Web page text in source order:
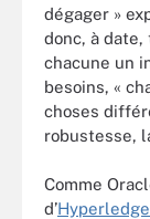
dégager »
donc, à
chacune un
besoins, «
choses
robustesse,
Comme
d’